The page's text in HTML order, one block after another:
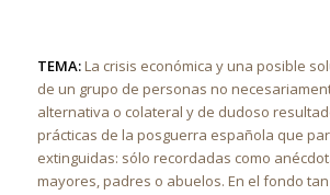
TEMA:La crisis económica y una posible
de un grupo de personas no
alternativa o colateral y de dudoso
prácticas de la posguerra española que
extinguidas: sólo recordadas como
mayores, padres o abuelos. En el fondo